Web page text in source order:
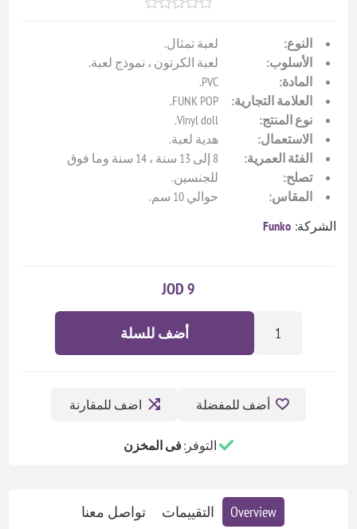
النوع:
لعبة تمثال.
الأسلوب:
لعبة الكرتون ، نموذج لعبة.
المادة:
PVC.
العلامة التجارية:
FUNK POP.
نوع المنتج:
Vinyl doll.
الاستعمال:
هدية لعبة.
الفئة العمرية:
8 إلى 13 سنة ، 14 سنة وما فوق
تصلح:
للجنسين.
المقاس:
حوالي 10 سم.
الشركة: Funko
9 JOD
أضف للسلة
أضف للمفضلة اضف للمقارنة
التوفر:فى المخزن
Overview التقييمات تواصل معنا